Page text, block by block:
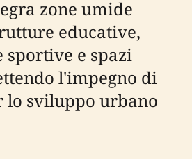
zone umide
educative,
e spazi
l'impegno di
lo sviluppo urbano